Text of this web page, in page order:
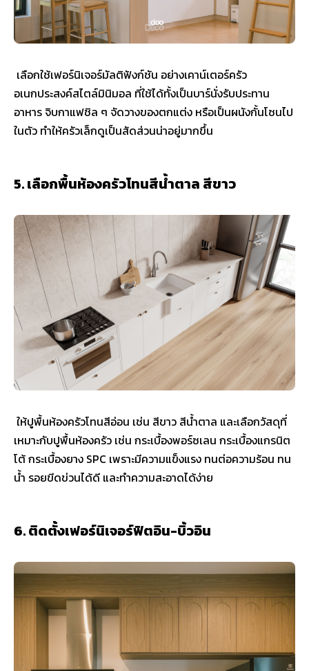
เลือกใช้เฟอร์นิเจอร์มัลติฟังก์ชัน อย่างเคาน์เตอร์ครัว
อเนกประสงค์สไตล์มินิมอล ที่ใช้ได้ทั้งเป็นบาร์นั่งรับประทาน
อาหาร จิบกาแฟชิล ๆ จัดวางของตกแต่ง หรือเป็นผนังกั้นโซนไป
ในตัว ทำให้ครัวเล็กดูเป็นสัดส่วนน่าอยู่มากขึ้น
5. เลือกพื้นห้องครัวโทนสีน้ำตาล สีขาว
ให้ปูพื้นห้องครัวโทนสีอ่อน เช่น สีขาว สีน้ำตาล และเลือกวัสดุที่
เหมาะกับปูพื้นห้องครัว เช่น กระเบื้องพอร์ซเลน กระเบื้องแกรนิต
โต้ กระเบื้องยาง SPC เพราะมีความแข็งแรง ทนต่อความร้อน ทน
น้ำ รอยขีดข่วนได้ดี และทำความสะอาดได้ง่าย
6. ติดตั้งเฟอร์นิเจอร์ฟิตอิน-บิ้วอิน